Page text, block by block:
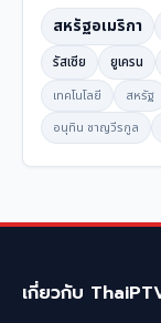
สหรัฐอเมริกา
รัสเซีย
ยูเครน
เทคโนโลยี
สหรัฐ
อนุทิน ชาญวีรกูล
เกี่ยวกับ